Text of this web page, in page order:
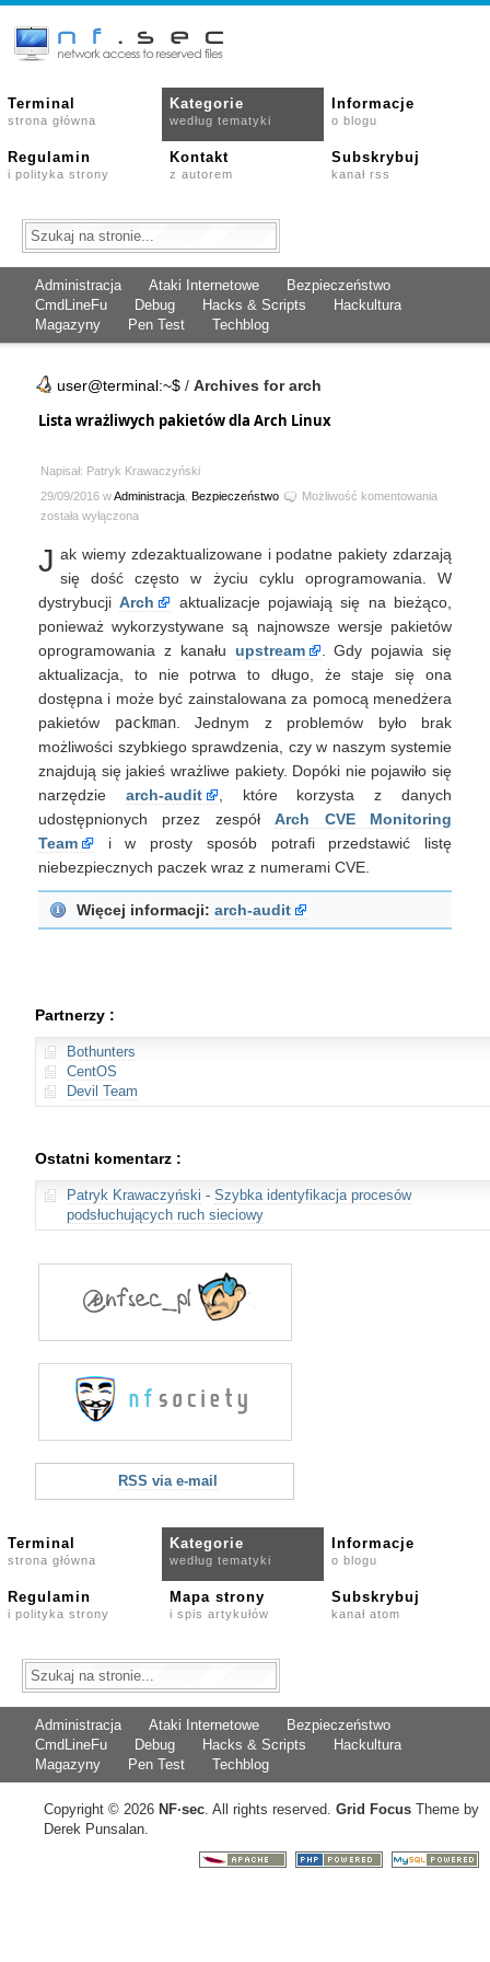
Terminal
strona główna
Kategorie
według tematyki
Informacje
o blogu
Regulamin
i polityka strony
Kontakt
z autorem
Subskrybuj
kanał rss
Administracja Ataki Internetowe
Bezpieczeństwo
CmdLineFu
Debug Hacks & Scripts
Hackultura
Magazyny
Pen Test Techblog
user@terminal:~$ / Archives for arch
Lista wrażliwych pakietów dla Arch Linux
Napisał: Patryk Krawaczyński
29/09/2016 wAdministracja Bezpieczeństwo Możliwość komentowania
dla
Arch
została wyłączona
J ak wiemy zdezaktualizowane i podatne pakiety zdarzają
się dość często w życiu cyklu oprogramowania. W
dystrybucjiArch
aktualizacje pojawiają się na bieżąco,
ponieważ wykorzystywane są najnowsze wersje pakietów
oprogramowania z kanału upstream
. Gdy pojawia się
aktualizacja, to nie potrwa to długo, że staje się ona
dostępna i może być zainstalowana za pomocą menedżera
pakietów packman. Jednym z problemów było brak
możliwości szybkiego sprawdzenia, czy w naszym systemie
znajdują się jakieś wrażliwe pakiety. Dopóki nie pojawiło się
narzędzie arch-audit
, które korzysta z danych
udostępnionych przez zespółArch CVE Monitoring
Team
i w prosty sposób potrafi przedstawić listę
niebezpiecznych paczek wraz z numerami CVE.
Więcej informacji: arch-audit
Partnerzy :
Bothunters
CentOS
Devil Team
Ostatni komentarz :
Patryk Krawaczyński - Szybka identyfikacja procesów
podsłuchujących ruch sieciowy
RSS via e-mail
Terminal
strona główna
Kategorie
według tematyki
Informacje
o blogu
Regulamin
i polityka strony
Mapa strony
i spis artykułów
Subskrybuj
kanał atom
Administracja Ataki Internetowe
Bezpieczeństwo
CmdLineFu
Debug Hacks & Scripts
Hackultura
Magazyny
Pen Test Techblog
Copyright © 2026 NF·sec. All rights reserved. Grid Focus Theme by
Derek Punsalan.